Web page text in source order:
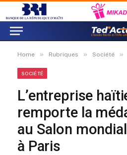
Home » Rubriques » Société »
SOCIÉTÉ
L’entreprise
remporte la
au Salon
à Paris